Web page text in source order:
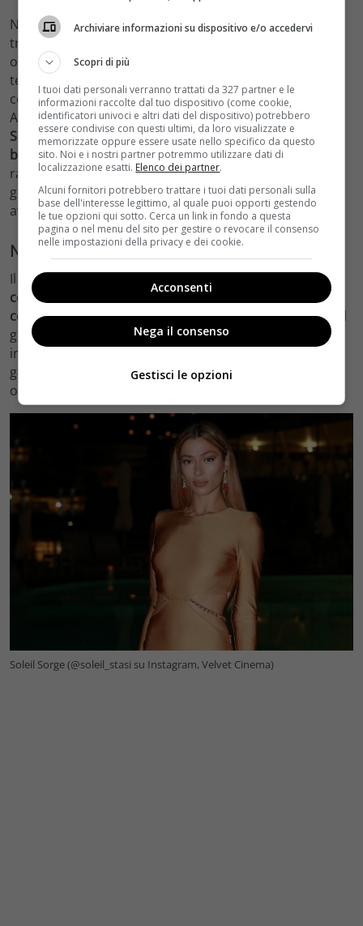
Nel frattempo, la Rai sta aprendo le porte a nuovi volti,
tra cui Soleil Sorge. Dopo la sua esperienza come
opinionista al Grande Fratello Vip e diverse apparizioni
televisive, l’influencer ed ex gieffina farà il suo debutto
come conduttrice su Rai2 nel programma Felicità 2023.
Accompagnata da Enrico Vanzina e Pascal Vicedomini,
Soleil condurrà due spazi dedicati al cinema e al
benessere e alla salute. Questa nuova opportunità
rappresenta un’importante svolta nella carriera della
giovane influencer e promette di essere un’avvincente
avventura televisiva per l’estate.
Nuove opportunità per Soleil Sorge
Il programma
Felicità si occupa di raccontare l’estate
con l’aiuto di protagonisti dello spettacolo e del
costume, e ha già ospitato numerosi personaggi noti al
grande pubblico. Ogni puntata affronta temi
interessanti della società, e la presenza di Soleil Sorge
garantirà sicuramente una prospettiva fresca e
originale.
Soleil Sorge (@soleil_stasi su Instagram, Velvet Cinema)
Archiviare informazioni su dispositivo e/o accedervi
Scopri di più
I tuoi dati personali verranno trattati da 327 partner e le
informazioni raccolte dal tuo dispositivo (come cookie,
identificatori univoci e altri dati del dispositivo) potrebbero
essere condivise con questi ultimi, da loro visualizzate e
memorizzate oppure essere usate nello specifico da questo
sito. Noi e i nostri partner potremmo utilizzare dati di
localizzazione esatti. Elenco dei partner.
Alcuni fornitori potrebbero trattare i tuoi dati personali sulla
base dell'interesse legittimo, al quale puoi opporti gestendo
le tue opzioni qui sotto. Cerca un link in fondo a questa
pagina o nel menu del sito per gestire o revocare il consenso
nelle impostazioni della privacy e dei cookie.
Acconsenti
Nega il consenso
Gestisci le opzioni